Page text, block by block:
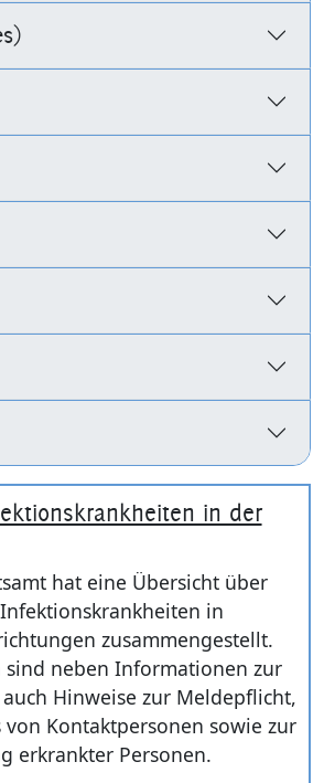
in der
hat eine Übersicht über
in
zusammengestellt.
neben Informationen zur
Hinweise zur Meldepflicht,
von Kontaktpersonen sowie zur
erkrankter Personen.